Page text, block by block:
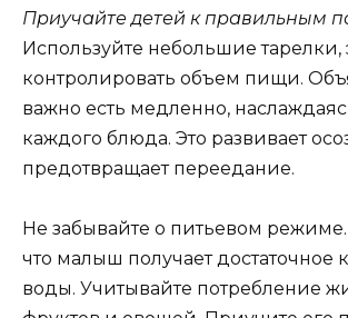
Приучайте детей к правильным
Используйте небольшие тарелки,
контролировать объем пищи.
важно есть медленно,
каждого блюда. Это развивает
предотвращает переедание.
Не забывайте о питьевом
что малыш получает достаточное
воды. Учитывайте потребление